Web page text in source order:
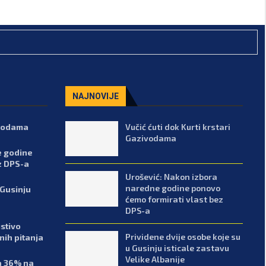
godine
a
pitanja
36% na
NAJNOVIJE
Vučić ćuti dok Kurti krstari
Gazivodama
Urošević: Nakon izbora
naredne godine ponovo
ćemo formirati vlast bez
DPS-a
Prividene dvije osobe koje su
u Gusinju isticale zastavu
Velike Albanije